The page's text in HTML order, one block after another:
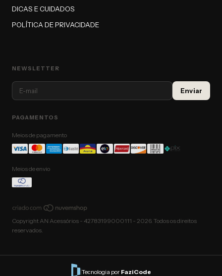
DICAS E CUIDADOS
POLÍTICA DE PRIVACIDADE
NEWSLETTER
PAGAMENTOS
Meios de pagamento
Meios de envio
Copyright AN Acessórios - 42783199000111 - 2026. Todos os direitos
reservados.
|Tecnologia por FaziCode